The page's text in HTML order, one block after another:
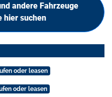
andere Fahrzeuge
hier suchen
oder leasen
oder leasen